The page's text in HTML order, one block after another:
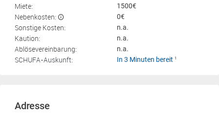
Miete: 1500€
Nebenkosten: 0€
Sonstige Kosten: n.a.
Kaution: n.a.
Ablösevereinbarung: n.a.
SCHUFA-Auskunft: In 3 Minuten bereit 1
Adresse